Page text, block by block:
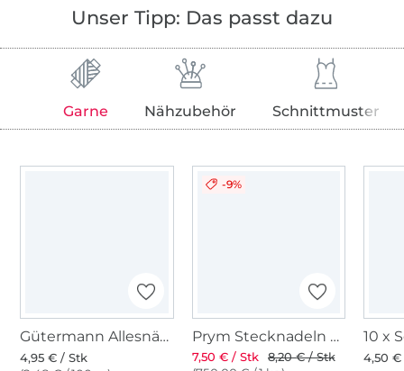
Unser Tipp: Das passt dazu
Garne Nähzubehör Schnittmuster
Gütermann Allesnäher (019), braun
4,95 € / Stk
-9%
Prym Stecknadeln mit Griff
7,50 € / Stk
8,20 € / Stk
4,50